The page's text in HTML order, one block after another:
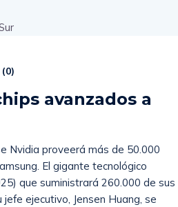
0)
avanzados a
Nvidia proveerá más de 50.000
El gigante tecnológico
que suministrará 260.000 de sus
ejecutivo, Jensen Huang, se